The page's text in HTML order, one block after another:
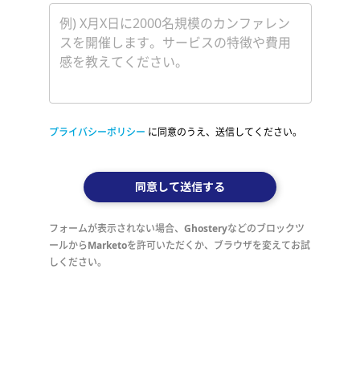
プライバシーポリシー に同意のうえ、送信してください。
同意して送信する
フォームが表示されない場合、Ghosteryなどのブロックツ
ールからMarketoを許可いただくか、ブラウザを変えてお試
しください。